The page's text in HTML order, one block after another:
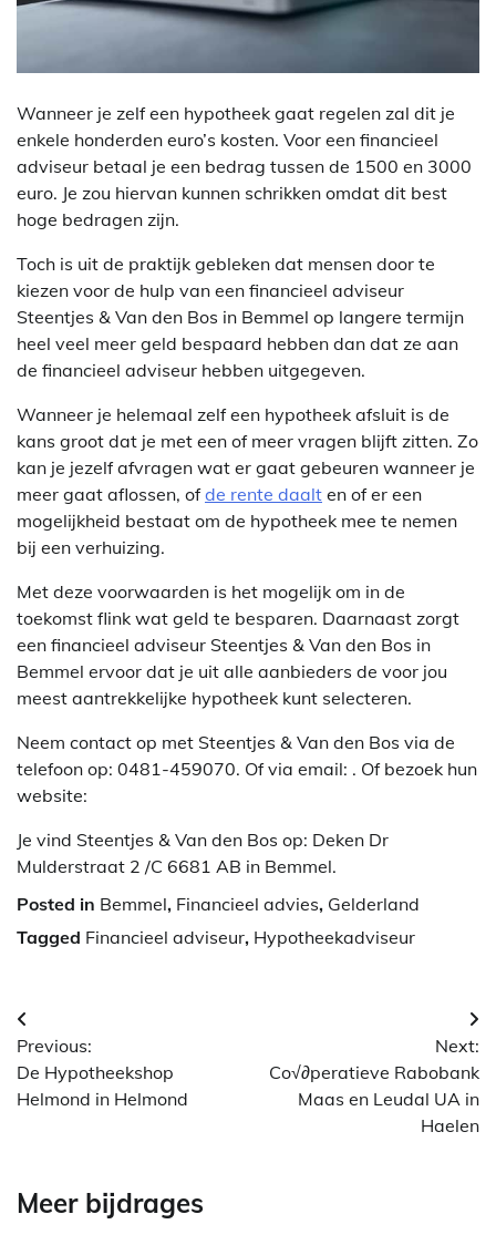
Wanneer je zelf een hypotheek gaat regelen zal dit je
enkele honderden euro’s kosten. Voor een financieel
adviseur betaal je een bedrag tussen de 1500 en 3000
euro. Je zou hiervan kunnen schrikken omdat dit best
hoge bedragen zijn.
Toch is uit de praktijk gebleken dat mensen door te
kiezen voor de hulp van een financieel adviseur
Steentjes & Van den Bos in Bemmel op langere termijn
heel veel meer geld bespaard hebben dan dat ze aan
de financieel adviseur hebben uitgegeven.
Wanneer je helemaal zelf een hypotheek afsluit is de
kans groot dat je met een of meer vragen blijft zitten. Zo
kan je jezelf afvragen wat er gaat gebeuren wanneer je
meer gaat aflossen, ofde rente daalt en of er een
mogelijkheid bestaat om de hypotheek mee te nemen
bij een verhuizing.
Met deze voorwaarden is het mogelijk om in de
toekomst flink wat geld te besparen. Daarnaast zorgt
een financieel adviseur Steentjes & Van den Bos in
Bemmel ervoor dat je uit alle aanbieders de voor jou
meest aantrekkelijke hypotheek kunt selecteren.
Neem contact op met Steentjes & Van den Bos via de
telefoon op: 0481-459070. Of via email: . Of bezoek hun
website:
Je vind Steentjes & Van den Bos op: Deken Dr
Mulderstraat 2 /C 6681 AB in Bemmel.
Posted in Bemmel, Financieel advies, Gelderland
Tagged Financieel adviseur, Hypotheekadviseur
Berichtnavigatie
Previous:
De Hypotheekshop
Helmond in Helmond
Next:
Co√∂peratieve Rabobank
Maas en Leudal UA in
Haelen
Meer bijdrages